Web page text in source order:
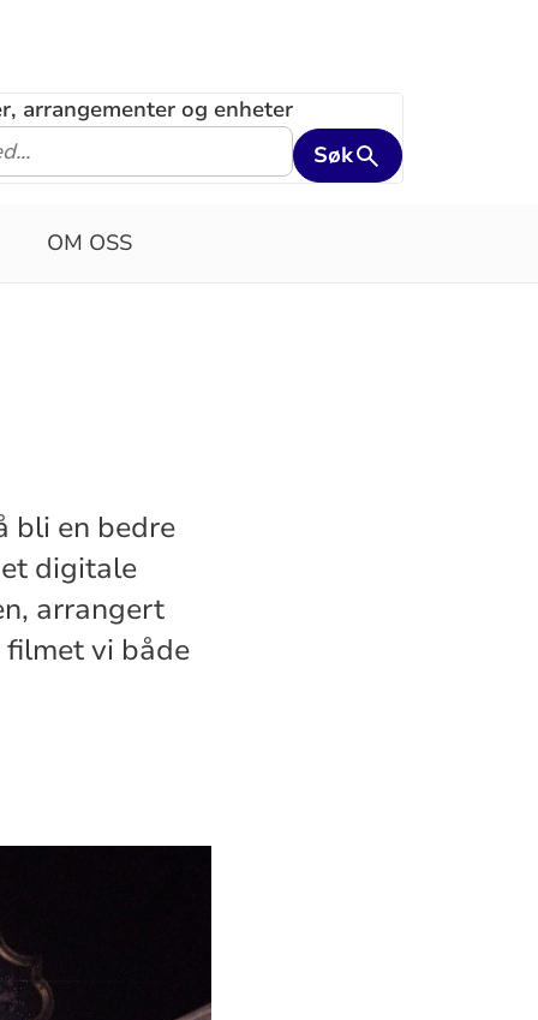
arrangementer og enheter
Søk
OM OSS
bli en bedre
digitale
arrangert
vi både